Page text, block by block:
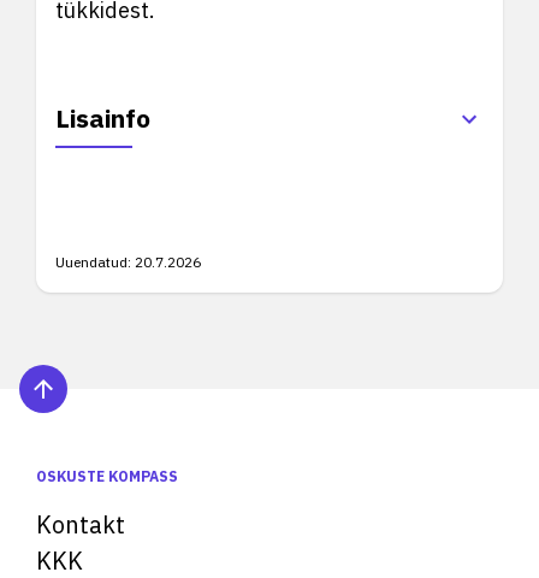
tükkidest.
Lisainfo
Uuendatud: 20.7.2026
OSKUSTE KOMPASS
Kontakt
KKK